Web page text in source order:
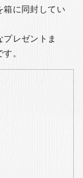
箱に同封してい
レゼントま
。